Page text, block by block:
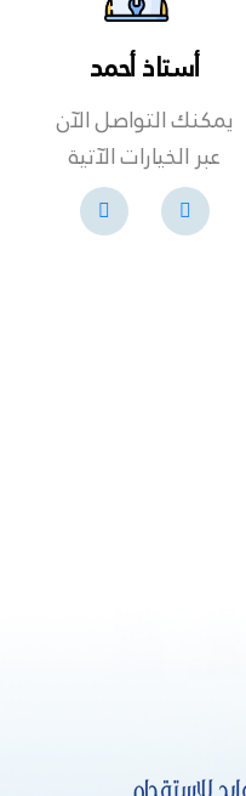
أستاذ أحمد
يمكنك التواصل الآن
عبر الخيارات الآتية